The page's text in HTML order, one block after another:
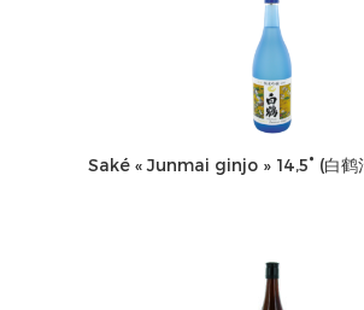
Saké « Junmai ginjo » 14,5° (白鹤